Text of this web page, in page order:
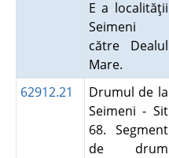
E a localităţii
Seimeni
către Dealul
Mare.
62912.21
Drumul de la
Seimeni - Sit
68. Segment
de drum